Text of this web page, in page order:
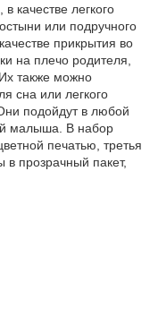
качестве легкого
или подручного
прикрытия во
на плечо родителя,
также можно
сна или легкого
подойдут в любой
малыша. В набор
печатью, третья
прозрачный пакет,